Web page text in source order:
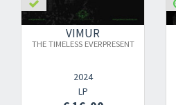
VIMUR
THE TIMELESS EVERPRESENT
2024
LP